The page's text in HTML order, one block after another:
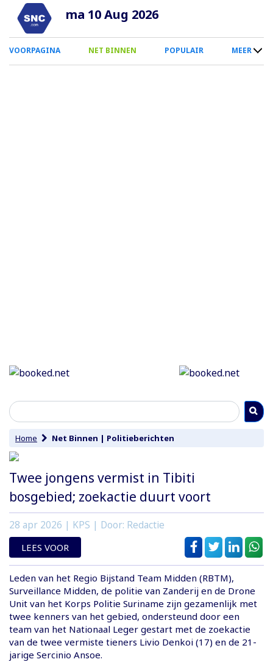
Overslaan
naar
inhoud
ma 10 Aug 2026
0
Smartphone
VOORPAGINA NET BINNEN POPULAIR MEER
Home Net Binnen | Politieberichten
Twee jongens vermist in Tibiti
bosgebied; zoekactie duurt voort
28 apr 2026 | KPS | Door: Redactie
LEES VOOR
Leden van het Regio Bijstand Team Midden (RBTM),
Surveillance Midden, de politie van Zanderij en de Drone
Unit van het Korps Politie Suriname zijn gezamenlijk met
twee kenners van het gebied, ondersteund door een
team van het Nationaal Leger gestart met de zoekactie
van de twee vermiste tieners Livio Denkoi (17) en de 21-
jarige Sercinio Ansoe.